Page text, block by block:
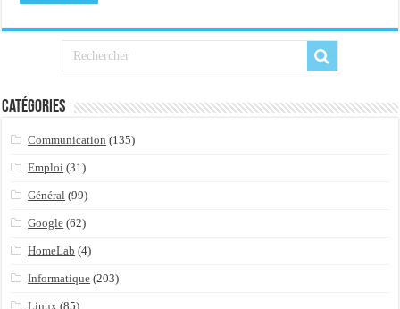
Catégories
Communication (135)
Emploi (31)
Général (99)
Google (62)
HomeLab (4)
Informatique (203)
Linux (85)